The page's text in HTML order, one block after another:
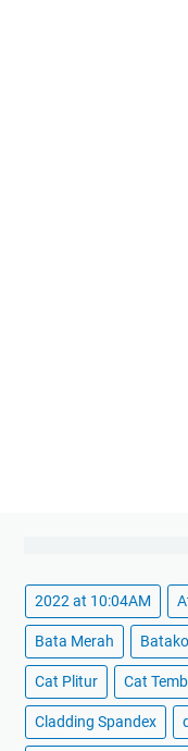
2022 at 10:04AM
Bata Merah Batako
Cat Plitur Cat
Cladding Spandex